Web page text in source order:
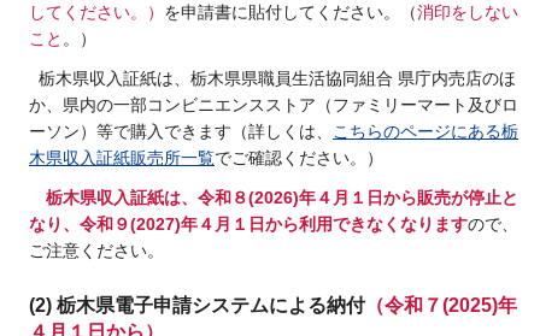
してください。） を申請書に貼付してください。（消印をしない
こと 。）
栃木県収入証紙は、栃木県県職員生活協同組合 県庁内売店のほ
か、県内の一部コンビニエンスストア（ファミリーマート及びロ
ーソン）等で購入できます（詳しくは、
こちらのページにある栃
木県収入証紙販売所一覧でご確認ください。）
栃木県収入証紙は、令和８(2026)年４月１日から販売が停止と
なり、令和９(2027)年４月１日から利用できなくなりますので、
ご注意ください。
(2) 栃木県電子申請システムによる納付（令和７(2025)年